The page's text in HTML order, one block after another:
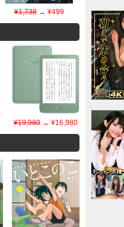
¥1,738→ ¥499
¥19,980→ ¥16,980